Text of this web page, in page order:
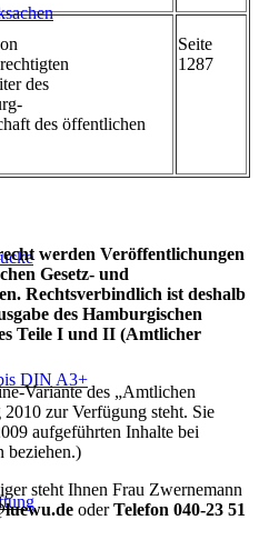
DIN A3+
des
des öffentlichen
Seite
1287
werden Veröffentlichungen
Gesetz- und
Rechtsverbindlich ist deshalb
des Hamburgischen
Teile I und II (Amtlicher
Variante des „Amtlichen
2010 zur Verfügung steht. Sie
aufgeführten Inhalte bei
beziehen.)
steht Ihnen Frau Zwernemann
oderTelefon 040-23 51